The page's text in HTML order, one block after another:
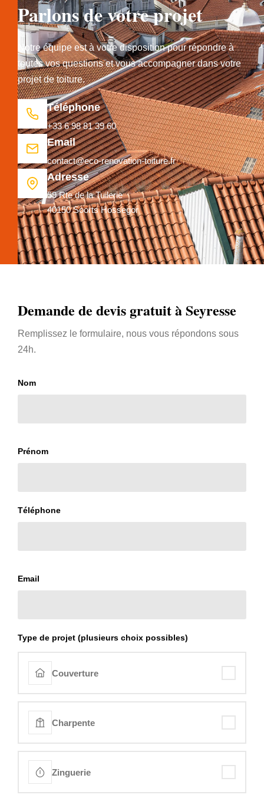
Parlons de votre projet
Notre équipe est à votre disposition pour répondre à
toutes vos questions et vous accompagner dans votre
projet de toiture.
Téléphone
+33 6 98 81 39 60
Email
contact@eco-renovation-toiture.fr
Adresse
59 Rte de la Tuilerie
40150 Soorts Hossegor
Demande de devis gratuit à Seyresse
Remplissez le formulaire, nous vous répondons sous
24h.
Nom
Prénom
Téléphone
Email
Type de projet (plusieurs choix possibles)
Couverture
Charpente
Zinguerie